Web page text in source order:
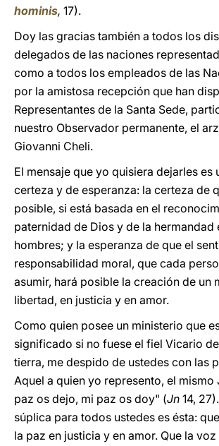
hominis, 17).
Doy las gracias también a todos los
delegados de las naciones
como a todos los empleados de las
por la amistosa recepción que han
Representantes de la Santa Sede,
nuestro Observador permanente, el
Giovanni Cheli.
El mensaje que yo quisiera dejarles es
certeza y de esperanza: la certeza de
posible, si está basada en el
paternidad de Dios y de la hermandad
hombres; y la esperanza de que el
responsabilidad moral, que cada
asumir, hará posible la creación de un
libertad, en justicia y en amor.
Como quien posee un ministerio que
significado si no fuese el fiel Vicario
tierra, me despido de ustedes con las
Aquel a quien yo represento, el mismo
paz os dejo, mi paz os doy" (Jn 14, 27).
súplica para todos ustedes es ésta:
la paz en justicia y en amor. Que la